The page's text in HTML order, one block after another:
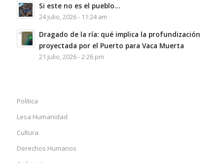
Si este no es el pueblo…
24 julio, 2026 - 11:24 am
Dragado de la ría: qué implica la profundización
proyectada por el Puerto para Vaca Muerta
21 julio, 2026 - 2:26 pm
Política
Lesa Humanidad
Cultura
Derechos Humanos